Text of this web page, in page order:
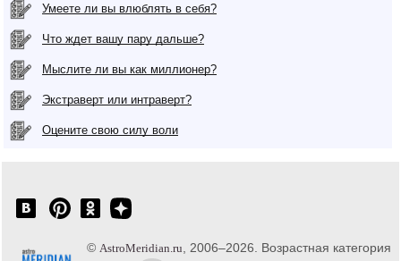
Умеете ли вы влюблять в себя?
Что ждет вашу пару дальше?
Мыслите ли вы как миллионер?
Экстраверт или интраверт?
Оцените свою силу воли
© AstroMeridian.ru , 2006–2026. Возрастная категория